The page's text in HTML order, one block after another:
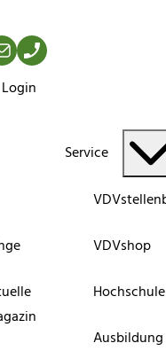
MailTelefon
Login
Service
VDVshop
Ausbildung